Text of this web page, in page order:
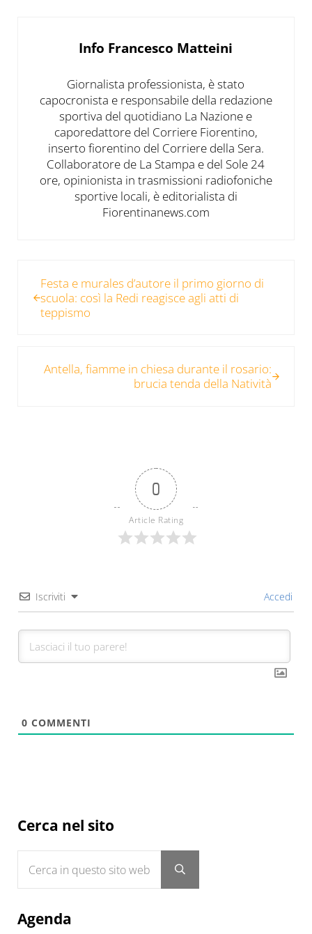
Info Francesco Matteini
Giornalista professionista, è stato
capocronista e responsabile della redazione
sportiva del quotidiano La Nazione e
caporedattore del Corriere Fiorentino,
inserto fiorentino del Corriere della Sera.
Collaboratore de La Stampa e del Sole 24
ore, opinionista in trasmissioni radiofoniche
sportive locali, è editorialista di
Fiorentinanews.com
Festa e murales d’autore il primo giorno di
scuola: così la Redi reagisce agli atti di
teppismo
Antella, fiamme in chiesa durante il rosario:
brucia tenda della Natività
0
Article Rating
Iscriviti Accedi
0 COMMENTI
Sidebar
Cerca nel sito
Submit search
Agenda